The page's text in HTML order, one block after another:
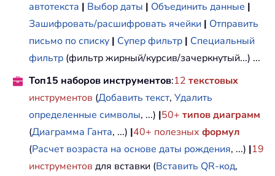
автотекста | Выбор даты | Объединить данные |
Зашифровать/расшифровать ячейки | Отправить
письмо по списку | Супер фильтр | Специальный
фильтр (фильтр жирный/курсив/зачеркнутый...) ...
Топ15 наборов инструментов:12 текстовых
инструментов (Добавить текст, Удалить
определенные символы, ...) |50+ типов диаграмм
(Диаграмма Ганта, ...) |40+ полезных формул
(Расчет возраста на основе даты рождения, ...) |19
инструментов для вставки (Вставить QR-код,